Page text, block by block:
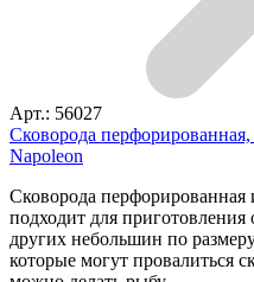
Арт.: 56027
Сковорода
Napoleon
Сковорода
подходит для
других небольшин по
которые могут провалиться